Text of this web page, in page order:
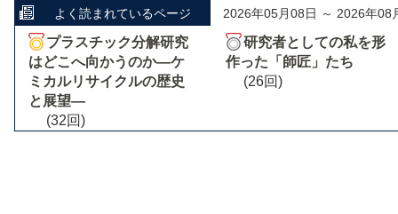
よく読まれているページ 2026年05月08日 ～ 2026年08
プラスチック分解研究
はどこへ向かうのか―ケ
ミカルリサイクルの歴史
と展望―
(32回)
研究者としての私を形
作った「師匠」たち
(26回)